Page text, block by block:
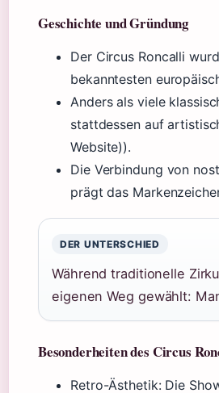
Geschichte und Gründung
Der Circus Roncalli
bekanntesten
Anders als viele
stattdessen auf
Website)).
Die Verbindung von
prägt das
DER UNTERSCHIED
Während traditionelle
eigenen Weg gewählt:
Besonderheiten des Circus
Retro-Ästhetik: Die